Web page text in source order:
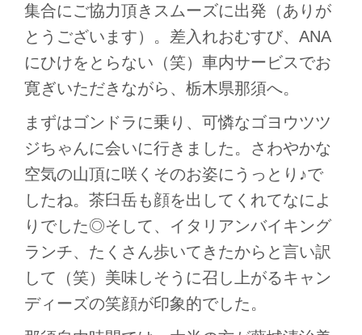
集合にご協力頂きスムーズに出発（ありが
とうございます）。差入れおむすび、ANA
にひけをとらない（笑）車内サービスでお
寛ぎいただきながら、栃木県那須へ。
まずはゴンドラに乗り、可憐なゴヨウツツ
ジちゃんに会いに行きました。さわやかな
空気の山頂に咲くそのお姿にうっとり♪で
したね。茶臼岳も顔を出してくれてなによ
りでした◎そして、イタリアンバイキング
ランチ、たくさん歩いてきたからと言い訳
して（笑）美味しそうに召し上がるキャン
ディーズの笑顔が印象的でした。